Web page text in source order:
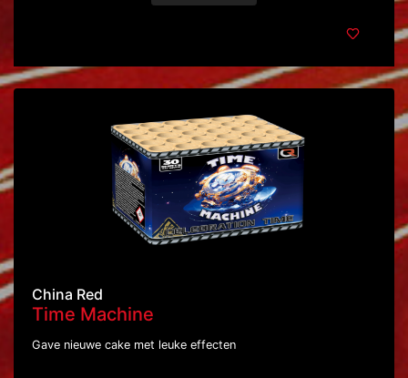
China Red
Time Machine
Gave nieuwe cake met leuke effecten